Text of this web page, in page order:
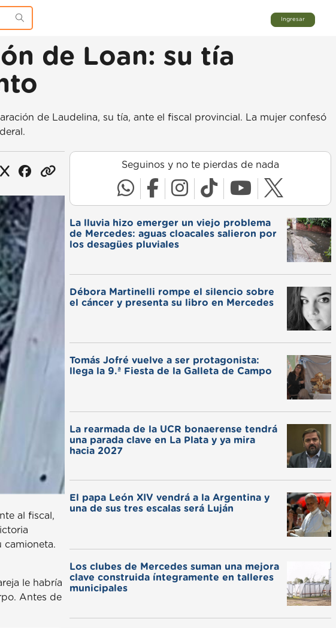
Ingresar
de Loan: su tía
de Laudelina, su tía, ante el fiscal provincial. La mujer confesó
al fiscal,
camioneta.
le habría
Antes de
Seguinos y no te pierdas de nada
La lluvia hizo emerger un viejo problema
de Mercedes: aguas cloacales salieron por
los desagües pluviales
Débora Martinelli rompe el silencio sobre
el cáncer y presenta su libro en Mercedes
Tomás Jofré vuelve a ser protagonista:
llega la 9.ª Fiesta de la Galleta de Campo
La rearmada de la UCR bonaerense tendrá
una parada clave en La Plata y ya mira
hacia 2027
El papa León XIV vendrá a la Argentina y
una de sus tres escalas será Luján
Los clubes de Mercedes suman una mejora
clave construida íntegramente en talleres
municipales